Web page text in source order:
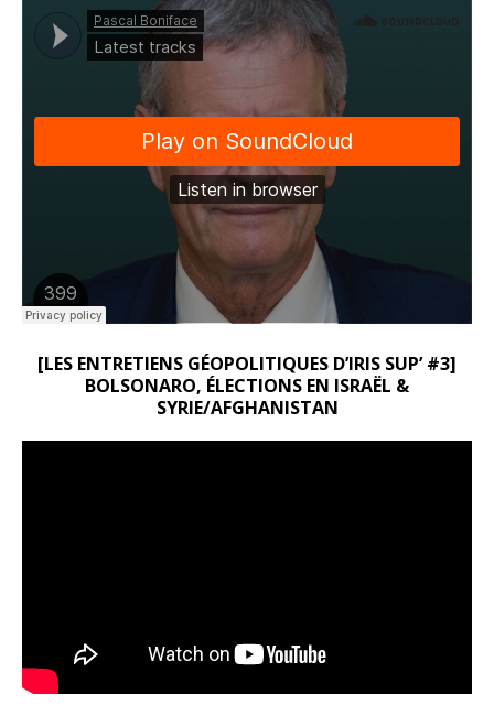
[LES ENTRETIENS GÉOPOLITIQUES D’IRIS SUP’ #3]
BOLSONARO, ÉLECTIONS EN ISRAËL &
SYRIE/AFGHANISTAN